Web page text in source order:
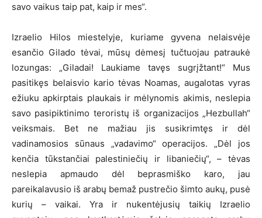
savo vaikus taip pat, kaip ir mes“.
Izraelio Hilos miestelyje, kuriame gyvena nelaisvėje
esančio Gilado tėvai, mūsų dėmesį tučtuojau patraukė
lozungas: „Giladai! Laukiame tavęs sugrįžtant!“ Mus
pasitikęs belaisvio kario tėvas Noamas, augalotas vyras
ežiuku apkirptais plaukais ir mėlynomis akimis, neslepia
savo pasipiktinimo teroristų iš organizacijos „Hezbullah“
veiksmais. Bet ne mažiau jis susikrimtęs ir dėl
vadinamosios sūnaus „vadavimo“ operacijos. „Dėl jos
kenčia tūkstančiai palestiniečių ir libaniečių“, – tėvas
neslepia apmaudo dėl beprasmiško karo, jau
pareikalavusio iš arabų bemaž pustrečio šimto aukų, pusė
kurių – vaikai. Yra ir nukentėjusių taikių Izraelio